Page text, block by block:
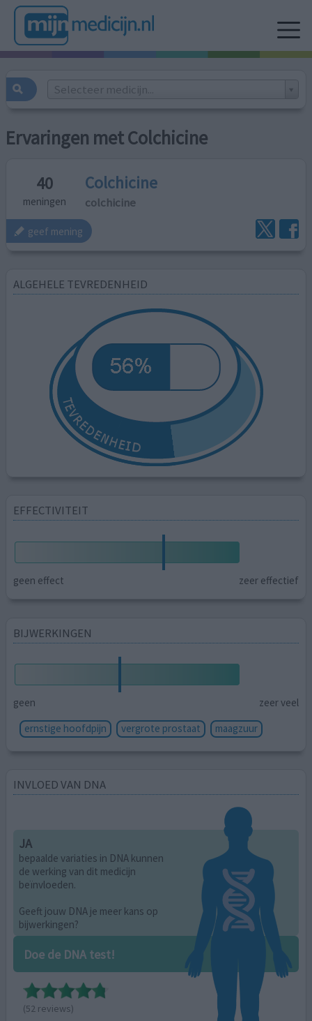
Selecteer medicijn...
Ervaringen met Colchicine
40
meningen
Colchicine
colchicine
geef mening
ALGEHELE TEVREDENHEID
EFFECTIVITEIT
geen effect zeer effectief
BIJWERKINGEN
geen
zeer veel
ernstige hoofdpijn
vergrote prostaat maagzuur
INVLOED VAN DNA
JA
bepaalde variaties in DNA kunnen
de werking van dit medicijn
beïnvloeden.
Geeft jouw DNA je meer kans op
bijwerkingen?
Doe de DNA test!
(52 reviews)